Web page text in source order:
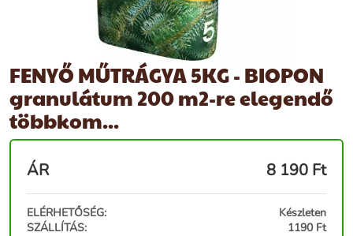
FENYŐ MŰTRÁGYA 5KG - BIOPON
granulátum 200 m2-re elegendő
többkom...
ÁR 8 190 Ft
ELÉRHETŐSÉG:
Készleten
SZÁLLÍTÁS:
1190 Ft